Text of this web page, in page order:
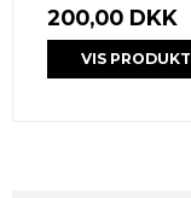
200,00 DKK
VIS PRODUKT